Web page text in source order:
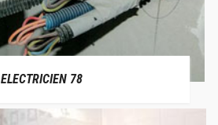
ELECTRICIEN 78